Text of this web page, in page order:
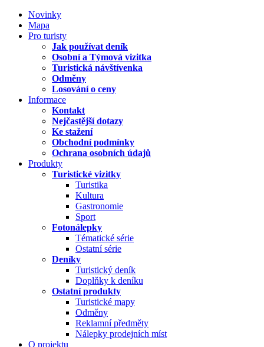
Novinky
Mapa
Pro turisty
Jak používat deník
Osobní a Týmová vizitka
Turistická návštívenka
Odměny
Losování o ceny
Informace
Kontakt
Nejčastější dotazy
Ke stažení
Obchodní podmínky
Ochrana osobních údajů
Produkty
Turistické vizitky
Turistika
Kultura
Gastronomie
Sport
Fotonálepky
Tématické série
Ostatní série
Deníky
Turistický deník
Doplňky k deníku
Ostatní produkty
Turistické mapy
Odměny
Reklamní předměty
Nálepky prodejních míst
O projektu